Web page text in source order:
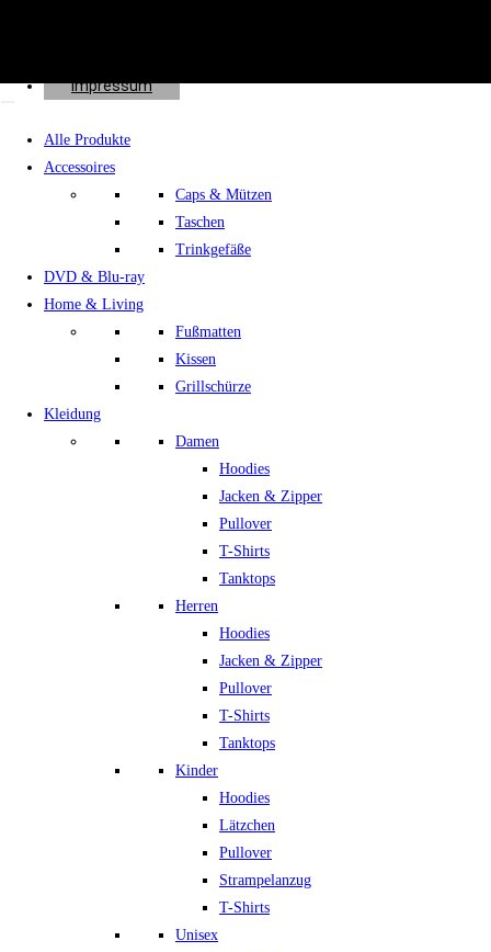
Impressum
Alle Produkte
Accessoires
Caps & Mützen
Taschen
Trinkgefäße
DVD & Blu-ray
Home & Living
Fußmatten
Kissen
Grillschürze
Kleidung
Damen
Hoodies
Jacken & Zipper
Pullover
T-Shirts
Tanktops
Herren
Hoodies
Jacken & Zipper
Pullover
T-Shirts
Tanktops
Kinder
Hoodies
Lätzchen
Pullover
Strampelanzug
T-Shirts
Unisex